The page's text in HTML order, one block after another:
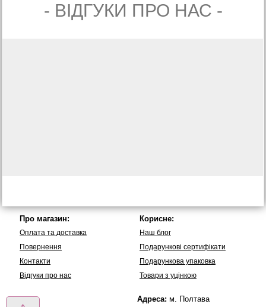
- ВIДГУКИ ПРО НАС -
Про магазин:
Оплата та доставка
Повернення
Контакти
Вiдгуки про нас
Корисне:
Наш блог
Подарункові сертифікати
Подарункова упаковка
Товари з уцінкою
Адреса: м. Полтава